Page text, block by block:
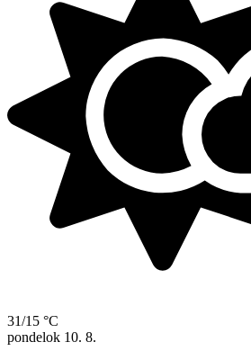
31/15 °C
pondelok 10. 8.